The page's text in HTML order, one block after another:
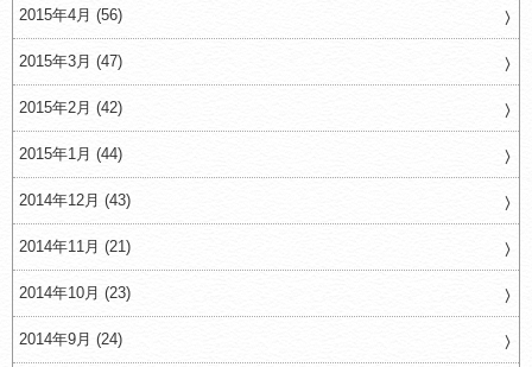
2015年4月 (56)
2015年3月 (47)
2015年2月 (42)
2015年1月 (44)
2014年12月 (43)
2014年11月 (21)
2014年10月 (23)
2014年9月 (24)